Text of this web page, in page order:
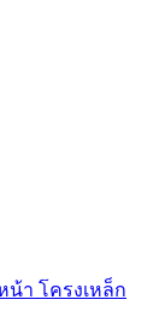
า โครงเหล็ก